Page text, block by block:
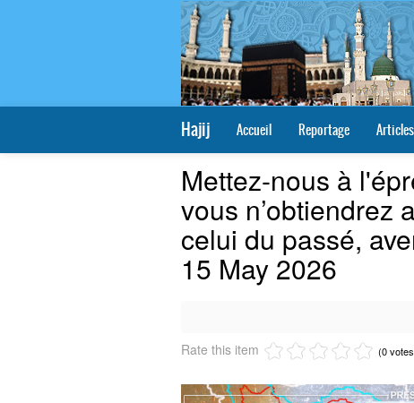
Hajij Accueil Reportage Articles
Mettez-nous à
vous n’obtiendrez
celui du passé,
15 May 2026
Rate this item (0